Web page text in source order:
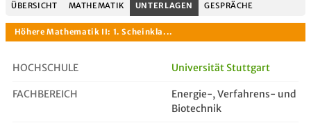
ÜBERSICHT MATHEMATIK UNTERLAGEN GESPRÄCHE
Höhere Mathematik II: 1. Scheinkla...
HOCHSCHULE Universität Stuttgart
FACHBEREICH
Energie-, Verfahrens- und
Biotechnik